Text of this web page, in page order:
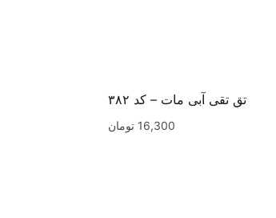
تق تقی آبی مات – کد ۳۸۲
16,300 تومان